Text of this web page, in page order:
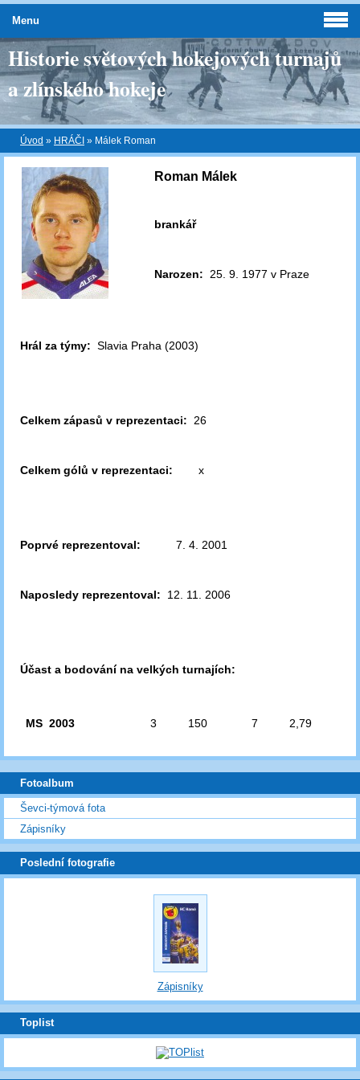
Historie světových hokejových turnajů
a zlínského hokeje
Úvod » HRÁČI » Málek Roman
Roman Málek
brankář
Narozen: 25. 9. 1977 v Praze
Hrál za týmy: Slavia Praha (2003)
Celkem zápasů v reprezentaci: 26
Celkem gólů v reprezentaci: x
Poprvé reprezentoval: 7. 4. 2001
Naposledy reprezentoval: 12. 11. 2006
Účast a bodování na velkých turnajích:
MS 2003 3 150 7 2,79
Menu
Fotoalbum
Ševci-týmová fota
Zápisníky
Poslední fotografie
Zápisníky
Toplist